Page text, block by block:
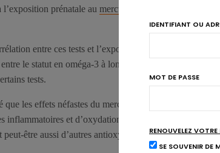
l’exposition prénatale au mercure
entre ces tests et l’exposition au mercure
le statut en oméga-3 à longue chaîne de la mère
tests.
que les effets néfastes du mercure sur le développement
inflammatoires et d’oxydation, les auteurs suggèrent
peut-être aussi d’autres antioxydants du poisson,
IDENTIFIANT OU
MOT DE PASSE
RENOUVELEZ
SE SOUVENIR DE